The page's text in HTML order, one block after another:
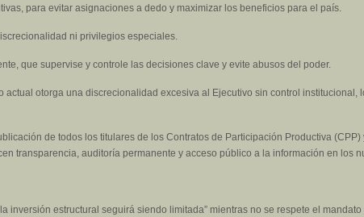
para evitar asignaciones a dedo y maximizar los beneficios para el país.
ni privilegios especiales.
que supervise y controle las decisiones clave y evite abusos del poder.
actual otorga una discrecionalidad excesiva al Ejecutivo sin control institucional,
de todos los titulares de los Contratos de Participación Productiva
transparencia, auditoría permanente y acceso público a la información en los
inversión estructural seguirá siendo limitada” mientras no se respete el